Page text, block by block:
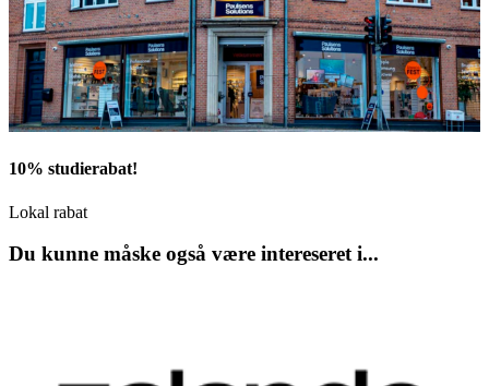
10% studierabat!
Lokal rabat
Du kunne måske også være intereseret i...